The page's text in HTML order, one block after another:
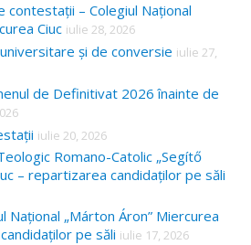
contestații – Colegiul Național
Ciuc iulie 28, 2026
și de conversie iulie 27,
de Definitivat 2026 înainte de
iulie 20, 2026
Romano-Catolic „Segítő
– repartizarea candidaților pe săli
Național „Márton Áron” Miercurea
pe săli iulie 17, 2026